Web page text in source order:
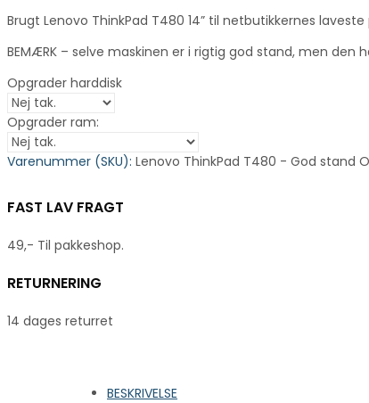
Brugt Lenovo ThinkPad T480 14” til netbutikkernes laveste
BEMÆRK – selve maskinen er i rigtig god stand, men
Opgrader harddisk
Opgrader ram:
Varenummer (SKU): Lenovo ThinkPad T480 - God stand
FAST LAV FRAGT
49,- Til pakkeshop.
RETURNERING
14 dages returret
BESKRIVELSE